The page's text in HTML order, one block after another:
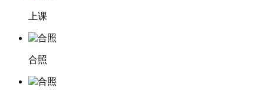
上课
合照